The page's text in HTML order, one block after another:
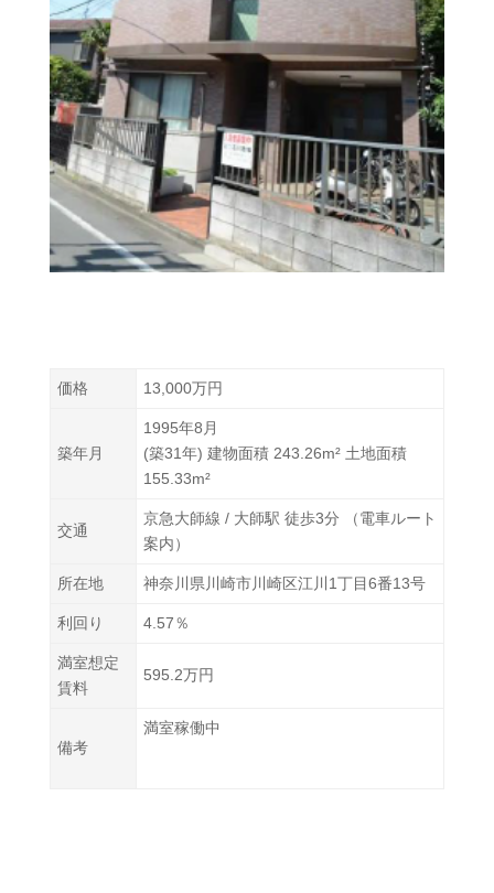
価格 13,000万円
築年月
1995年8月
(築31年) 建物面積 243.26m² 土地面積
155.33m²
交通
京急大師線 / 大師駅 徒歩3分 （電車ルート
案内）
所在地 神奈川県川崎市川崎区江川1丁目6番13号
利回り 4.57％
満室想定
賃料
595.2万円
備考
満室稼働中